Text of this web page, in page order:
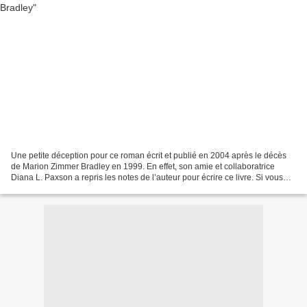
Une petite déception pour ce roman écrit et publié en 2004 après le décès
de Marion Zimmer Bradley en 1999. En effet, son amie et collaboratrice
Diana L. Paxson a repris les notes de l’auteur pour écrire ce livre. Si vous